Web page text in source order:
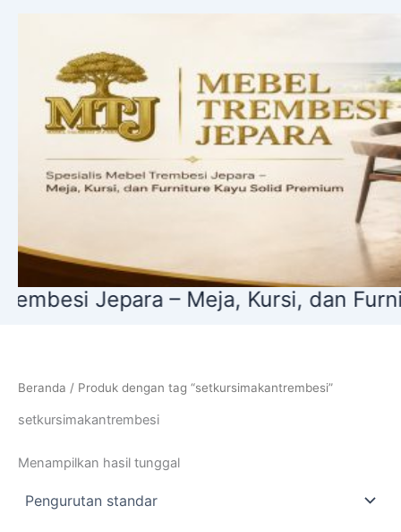
Jepara – Meja, Kursi, dan Furniture
Beranda / Produk dengan tag “setkursimakantrembesi”
setkursimakantrembesi
Menampilkan hasil tunggal